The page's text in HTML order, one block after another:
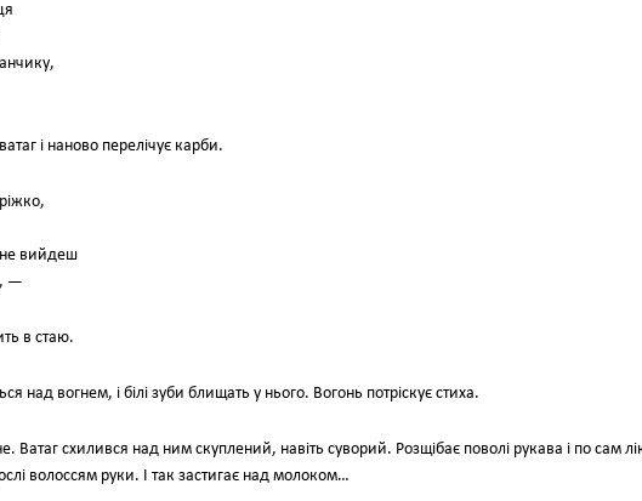
і наново перелічує карби.
вийдеш
—
в стаю.
над вогнем, і білі зуби блищать у нього. Вогонь потріскує стиха.
Ватаг схилився над ним скуплений, навіть суворий. Розщібає поволі рукава і по сам
волоссям руки. І так застигає над молоком…